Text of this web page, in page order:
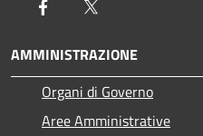
Facebook
AMMINISTRAZIONE
Organi di Governo
Aree Amministrative